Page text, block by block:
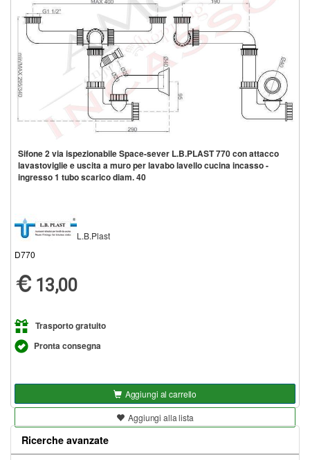
Sifone 2 via ispezionabile Space-sever L.B.PLAST 770 con attacco
lavastoviglie e uscita a muro per lavabo lavello cucina incasso -
ingresso 1 tubo scarico diam. 40
L.B.Plast
D770
13,00
Trasporto gratuito
Pronta consegna
Aggiungi al carrello
Aggiungi alla lista
Ricerche avanzate